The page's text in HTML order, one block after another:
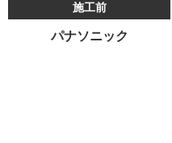
施工前
パナソニック